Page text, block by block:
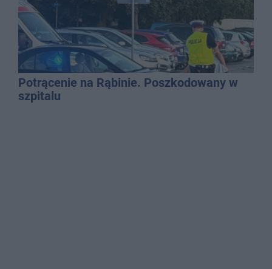
Potrącenie na Rąbinie. Poszkodowany w
szpitalu